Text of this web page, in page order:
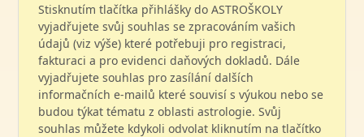
Stisknutím tlačítka přihlášky do ASTROŠKOLY
vyjadřujete svůj souhlas se zpracováním vašich
údajů (viz výše) které potřebuji pro registraci,
fakturaci a pro evidenci daňových dokladů. Dále
vyjadřujete souhlas pro zasílání dalších
informačních e-mailů které souvisí s výukou nebo se
budou týkat tématu z oblasti astrologie. Svůj
souhlas můžete kdykoli odvolat kliknutím na tlačítko